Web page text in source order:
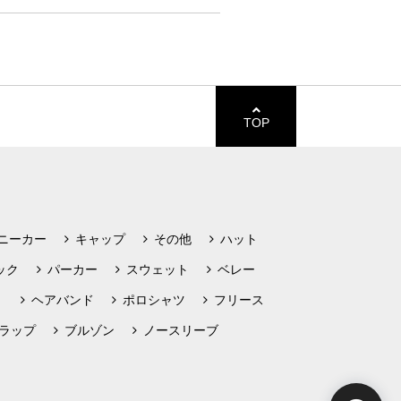
TOP
ーカー キャップ その他 ハット
ク パーカー スウェット ベレー
ヘアバンド ポロシャツ フリース
ップ ブルゾン ノースリーブ